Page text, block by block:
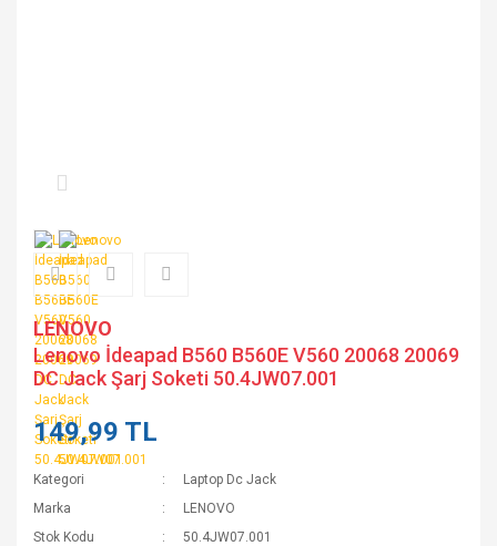
LENOVO
Lenovo İdeapad B560 B560E V560 20068 20069
DC Jack Şarj Soketi 50.4JW07.001
149,99 TL
Kategori
Laptop Dc Jack
Marka
LENOVO
Stok Kodu
50.4JW07.001